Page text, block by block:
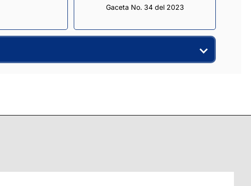
Gaceta No. 34 del 2023